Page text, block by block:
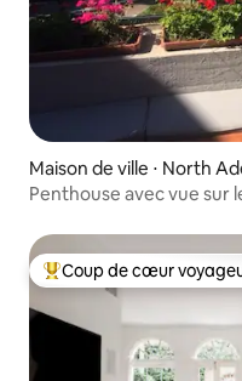
Maison de ville ⋅ North
Penthouse avec vue sur
Coups de cœur
Coup de cœur